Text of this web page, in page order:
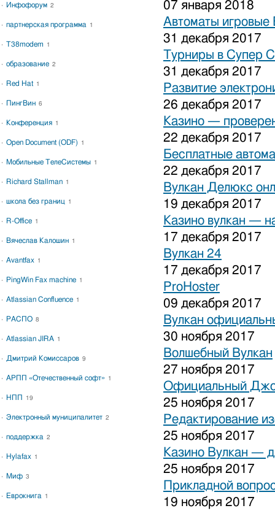
07 января 2018
Автоматы игровые
31 декабря 2017
Турниры в Супер
31 декабря 2017
Развитие
26 декабря 2017
Казино —
22 декабря 2017
Бесплатные
22 декабря 2017
Вулкан Делюкс
19 декабря 2017
Казино вулкан —
17 декабря 2017
Вулкан 24
17 декабря 2017
ProHoster
09 декабря 2017
Вулкан
30 ноября 2017
Волшебный Вулкан
27 ноября 2017
Официальный
25 ноября 2017
Редактирование
25 ноября 2017
Казино Вулкан —
25 ноября 2017
Прикладной
19 ноября 2017
Инфофорум 2
партнерская программа 1
T38modem 1
образование 2
Red Hat 1
ПингВин 6
Конференция 1
Open Document (ODF) 1
Мобильные ТелеСистемы 1
Richard Stallman 1
школа без границ 1
R-Office 1
Вячеслав Калошин 1
Avantfax 1
PingWin Fax machine 1
Atlassian Confluence 1
РАСПО 8
Atlassian JIRA 1
Дмитрий Комиссаров 9
АРПП «Отечественный софт» 1
НПП 19
Электронный муниципалитет 2
поддержка 2
Hylafax 1
Миф 3
Еврокнига 1